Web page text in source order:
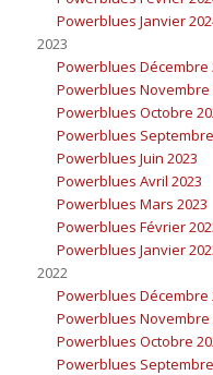
Powerblues Janvier
2023
Powerblues Décembre
Powerblues Novembre
Powerblues Octobre
Powerblues
Powerblues Juin 2023
Powerblues Avril 2023
Powerblues Mars 2023
Powerblues Février
Powerblues Janvier
2022
Powerblues Décembre
Powerblues Novembre
Powerblues Octobre
Powerblues